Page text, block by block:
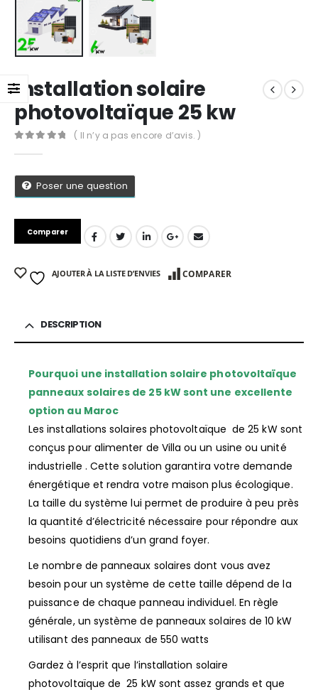
Installation solaire
photovoltaïque 25 kw
( Il n’y a pas encore d’avis. )
Poser une question
Comparer
AJOUTER À LA LISTE D’ENVIES COMPARER
DESCRIPTION
Pourquoi une installation solaire photovoltaïque
panneaux solaires de 25 kW sont une excellente
option au Maroc
Les installations solaires photovoltaïque de 25 kW sont
conçus pour alimenter de Villa ou un usine ou unité
industrielle . Cette solution garantira votre demande
énergétique et rendra votre maison plus écologique.
La taille du système lui permet de produire à peu près
la quantité d’électricité nécessaire pour répondre aux
besoins quotidiens d’un grand foyer.
Le nombre de panneaux solaires dont vous avez
besoin pour un système de cette taille dépend de la
puissance de chaque panneau individuel. En règle
générale, un système de panneaux solaires de 10 kW
utilisant des panneaux de 550 watts
Gardez à l’esprit que l’installation solaire
photovoltaïque de 25 kW sont assez grands et que